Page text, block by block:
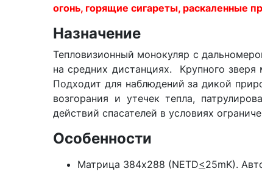
огонь, горящие сигареты, раскаленные
Назначение
Тепловизионный монокуляр с
на средних дистанциях. Крупного
Подходит для наблюдений за дикой
возгорания и утечек тепла,
действий спасателей в условиях
Особенности
Матрица 384x288 (NETD<25mK).